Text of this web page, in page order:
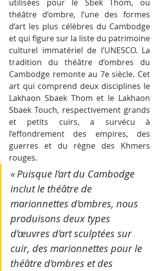
utilisées pour le Sbek Thom, ou
théâtre d’ombre, l’une des formes
d’art les plus célèbres du Cambodge
et qui figure sur la liste du patrimoine
culturel immatériel de l’UNESCO. La
tradition du théâtre d’ombres du
Cambodge remonte au 7e siècle. Cet
art qui comprend deux disciplines le
Lakhaon Sbaek Thom et le Lakhaon
Sbaek Touch, respectivement grands
et petits cuirs, a survécu à
l’effondrement des empires, des
guerres et du règne des Khmers
rouges.
« Puisque l’art du Cambodge
inclut le théâtre de
marionnettes d’ombres, nous
produisons deux types
d’œuvres d’art sculptées sur
cuir, des marionnettes pour le
théâtre d’ombres et des